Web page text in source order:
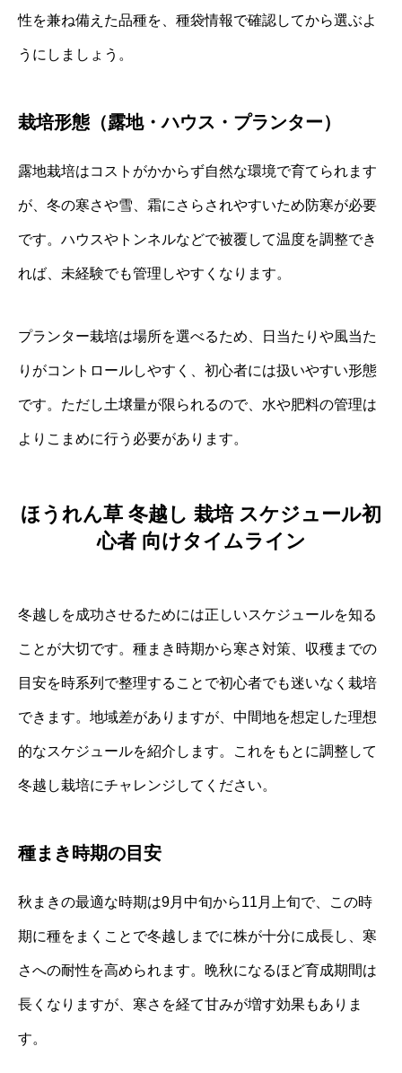
性を兼ね備えた品種を、種袋情報で確認してから選ぶよ
うにしましょう。
栽培形態（露地・ハウス・プランター）
露地栽培はコストがかからず自然な環境で育てられます
が、冬の寒さや雪、霜にさらされやすいため防寒が必要
です。ハウスやトンネルなどで被覆して温度を調整でき
れば、未経験でも管理しやすくなります。
プランター栽培は場所を選べるため、日当たりや風当た
りがコントロールしやすく、初心者には扱いやすい形態
です。ただし土壌量が限られるので、水や肥料の管理は
よりこまめに行う必要があります。
ほうれん草 冬越し 栽培 スケジュール初
心者 向けタイムライン
冬越しを成功させるためには正しいスケジュールを知る
ことが大切です。種まき時期から寒さ対策、収穫までの
目安を時系列で整理することで初心者でも迷いなく栽培
できます。地域差がありますが、中間地を想定した理想
的なスケジュールを紹介します。これをもとに調整して
冬越し栽培にチャレンジしてください。
種まき時期の目安
秋まきの最適な時期は9月中旬から11月上旬で、この時
期に種をまくことで冬越しまでに株が十分に成長し、寒
さへの耐性を高められます。晩秋になるほど育成期間は
長くなりますが、寒さを経て甘みが増す効果もありま
す。